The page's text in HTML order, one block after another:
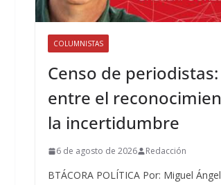
COLUMNISTAS
Censo de periodistas:
entre el
la incertidumbre
6 de agosto de 2026 Redacción
BTÁCORA POLÍTICA Por: Miguel Ángel